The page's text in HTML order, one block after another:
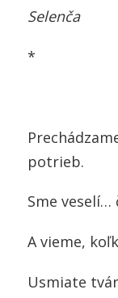
Selenča
*
potrieb.
Sme
A vieme,
Usmiate